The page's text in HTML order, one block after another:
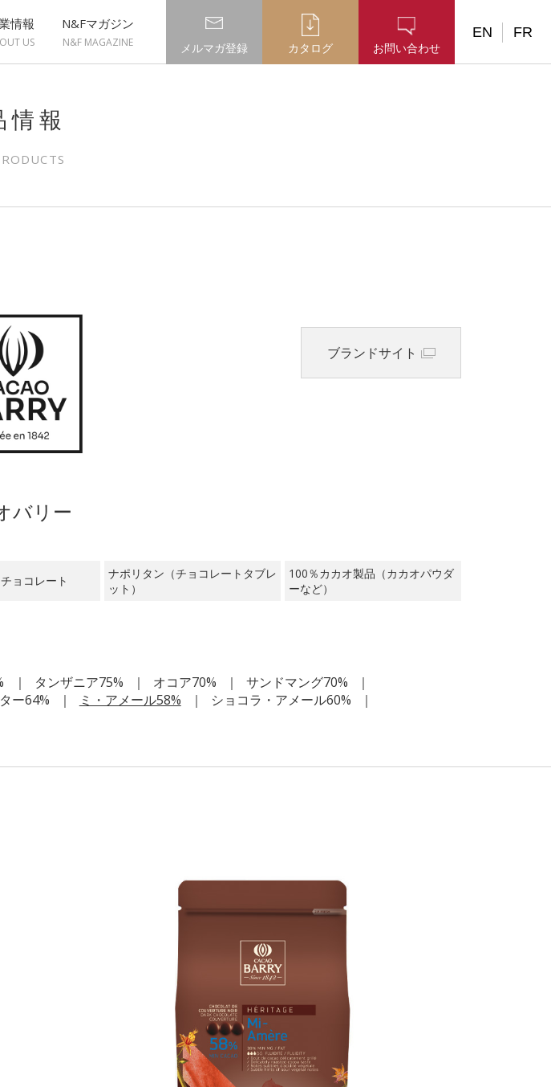
情報
US
N&Fマガジン
N&F MAGAZINE メルマガ登録 カタログ お問い合わせ
EN FR
情報
バリー
ブランドサイト
ョコレート
ナポリタン（チョコレートタブレ
ット）
100％カカオ製品（カカオパウダ
ーなど）
タンザニア75% オコア70%
サンドマング70%
ー64% ミ・アメール58%
ショコラ・アメール60%